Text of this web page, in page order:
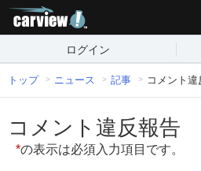
ログイン
トップ ニュース 記事 コメント違
コメント違反報告
*の表示は必須入力項目です。